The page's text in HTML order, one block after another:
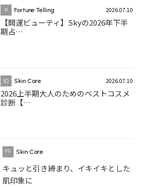
9 Fortune Telling 2026.07.10
【開運ビューティ】Skyの2026年下半
期占…
10 Skin Care 2026.07.10
2026上半期大人のためのベストコスメ
診断【…
Skin Care
キュッと引き締まり、イキイキとした
肌印象に